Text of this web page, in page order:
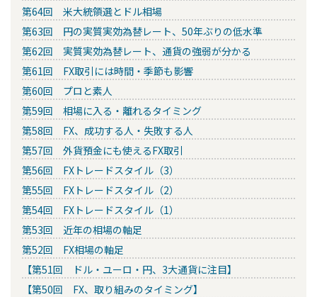
第64回 米大統領選とドル相場
第63回 円の実質実効為替レート、50年ぶりの低水準
第62回 実質実効為替レート、通貨の強弱が分かる
第61回 FX取引には時間・季節も影響
第60回 プロと素人
第59回 相場に入る・離れるタイミング
第58回 FX、成功する人・失敗する人
第57回 外貨預金にも使えるFX取引
第56回 FXトレードスタイル（3）
第55回 FXトレードスタイル（2）
第54回 FXトレードスタイル（1）
第53回 近年の相場の軸足
第52回 FX相場の軸足
【第51回 ドル・ユーロ・円、3大通貨に注目】
【第50回 FX、取り組みのタイミング】